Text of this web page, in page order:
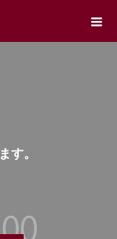
ま す。